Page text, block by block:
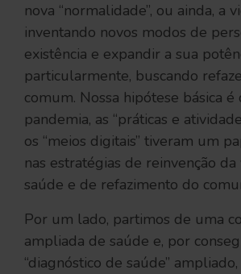
nova “normalidade”, ou ainda, a
inventando novos modos de
existência e expandir a sua
particularmente, buscando
comum. Nossa hipótese básica é
pandemia, as “práticas e
os “meios digitais” tiveram um
nas estratégias de reinvenção da
saúde e de refazimento do
Por um lado, partimos de uma
ampliada de saúde e, por
“diagnóstico de saúde”